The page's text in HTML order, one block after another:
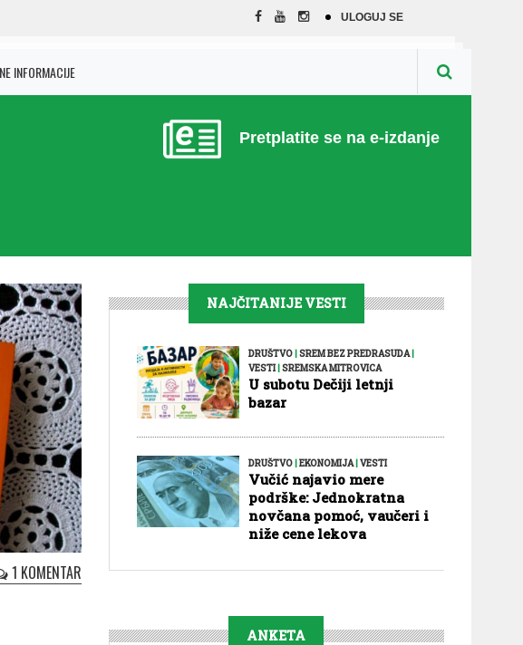
ULOGUJ SE
INFORMACIJE
Pretplatite se na e-izdanje
1 KOMENTAR
NAJČITANIJE VESTI
DRUŠTVO|SREM BEZ PREDRASUDA|
VESTI|SREMSKA MITROVICA
U subotu Dečiji letnji
bazar
DRUŠTVO|EKONOMIJA|VESTI
Vučić najavio mere
podrške: Jednokratna
novčana pomoć, vaučeri i
niže cene lekova
ANKETA